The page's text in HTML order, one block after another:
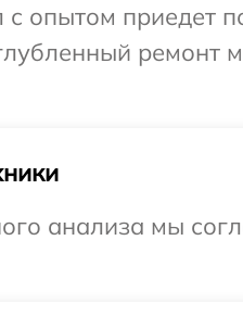
опытом приедет
ремонт
анализа мы